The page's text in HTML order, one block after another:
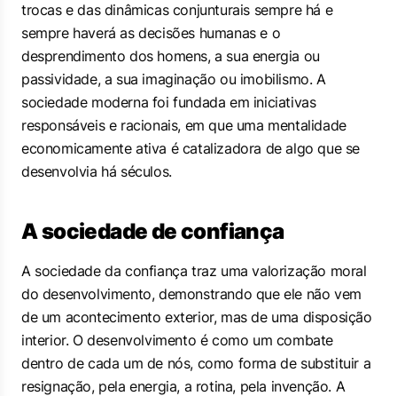
trocas e das dinâmicas conjunturais sempre há e
sempre haverá as decisões humanas e o
desprendimento dos homens, a sua energia ou
passividade, a sua imaginação ou imobilismo. A
sociedade moderna foi fundada em iniciativas
responsáveis e racionais, em que uma mentalidade
economicamente ativa é catalizadora de algo que se
desenvolvia há séculos.
A sociedade de confiança
A sociedade da confiança traz uma valorização moral
do desenvolvimento, demonstrando que ele não vem
de um acontecimento exterior, mas de uma disposição
interior. O desenvolvimento é como um combate
dentro de cada um de nós, como forma de substituir a
resignação, pela energia, a rotina, pela invenção. A